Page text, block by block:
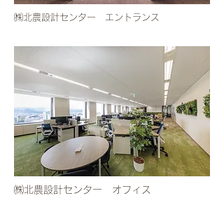
㈱北農設計センター ​​エントランス
㈱北農設計センター オフィス